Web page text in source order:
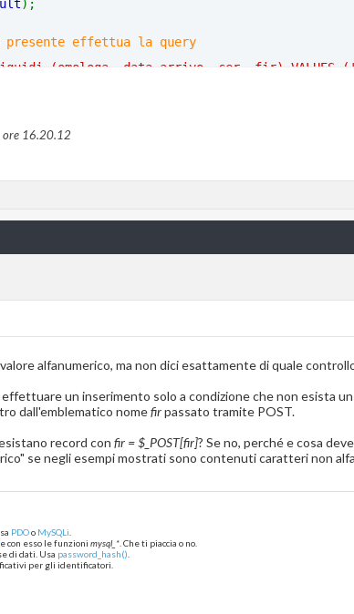
);
effettua la query
liquidi (omologa, data_arrivo, cer, fir) VALUES ('
script>'
ore 16.20.12
alfanumerico, ma non dici esattamente di quale
un inserimento solo a condizione che non esista
dall'emblematico nomefirpassato tramite POST.
record con fir = $_POST[fir]? Se no, perché e cosa
se negli esempi mostrati sono contenuti caratteri non
PDOo MySQLi
, e con esso le funzioni mysql_* . Che ti piaccia o no.
di dati. Usa password_hash()
per gli identificatori.